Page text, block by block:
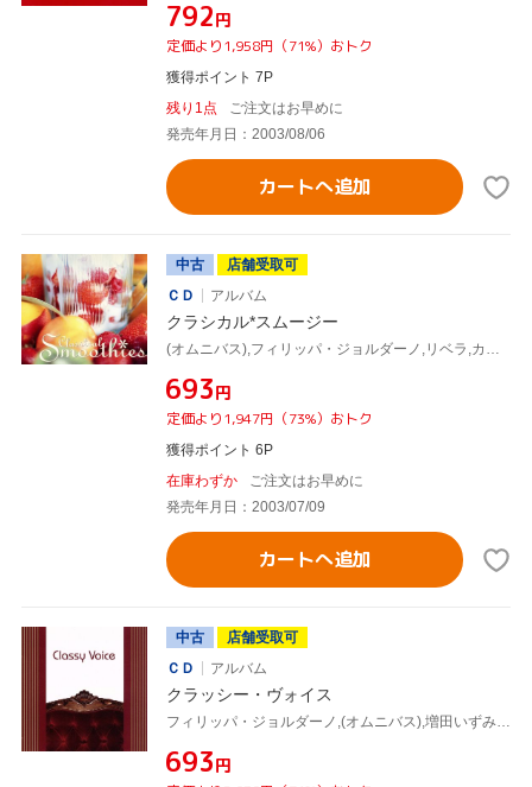
¥792円
定価より1,958円（71%）おトク
獲得ポイント 7P
残り1点
ご注文はお早めに
発売年月日：2003/08/06
カートへ追加
中古
店舗受取可
ＣＤ
アルバム
クラシカル*スムージー
(オムニバス),フィリッパ・ジョルダーノ,リベラ,カンタムス,スミ・ジョー,クロエ・ハンスリップ,タンゴ・フォー・4,フォスター
¥693円
定価より1,947円（73%）おトク
獲得ポイント 6P
在庫わずか
ご注文はお早めに
発売年月日：2003/07/09
カートへ追加
中古
店舗受取可
ＣＤ
アルバム
クラッシー・ヴォイス
フィリッパ・ジョルダーノ,(オムニバス),増田いずみ,スラヴァ,ナイール,ボーイズ・エアー・クワイア,中川昌三,ザ・キングズ・シンガーズ
¥693円